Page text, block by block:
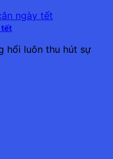
tết
hổi luôn thu hút sự